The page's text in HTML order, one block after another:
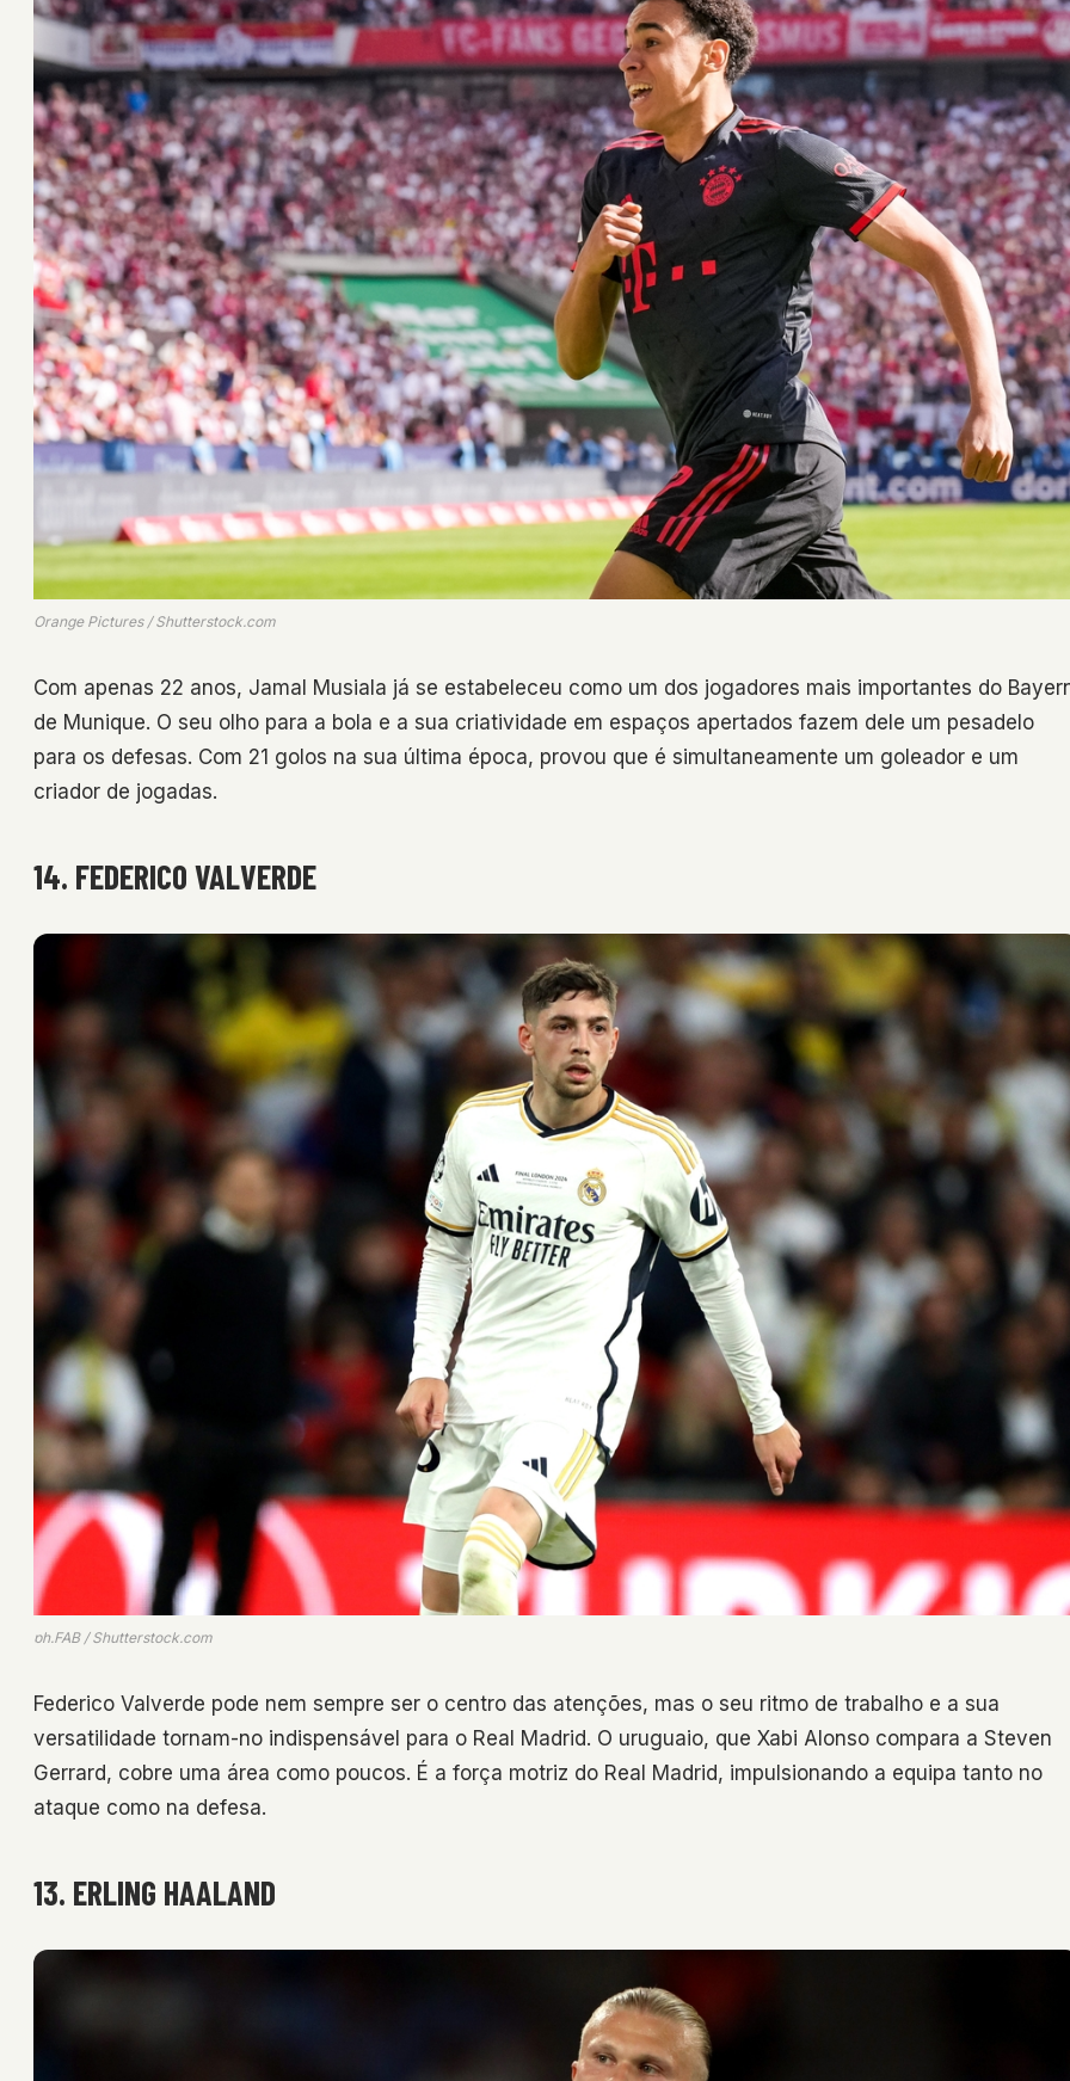
Orange Pictures / Shutterstock.com
Com apenas 22 anos, Jamal Musiala já se estabeleceu como um dos jogadores mais importantes do
de Munique. O seu olho para a bola e a sua criatividade em espaços apertados fazem dele um pesadelo
para os defesas. Com 21 golos na sua última época, provou que é simultaneamente um goleador e um
criador de jogadas.
14. FEDERICO VALVERDE
ph.FAB / Shutterstock.com
Federico Valverde pode nem sempre ser o centro das atenções, mas o seu ritmo de trabalho e a sua
versatilidade tornam-no indispensável para o Real Madrid. O uruguaio, que Xabi Alonso compara a Steven
Gerrard, cobre uma área como poucos. É a força motriz do Real Madrid, impulsionando a equipa tanto no
ataque como na defesa.
13. ERLING HAALAND